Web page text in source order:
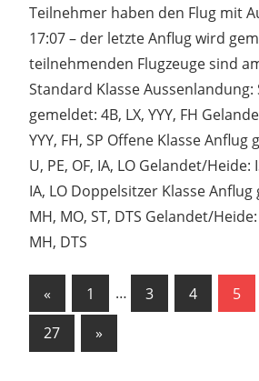
Teilnehmer haben den Flug mit
17:07 – der letzte Anflug wird
teilnehmenden Flugzeuge sind
Standard Klasse Aussenlandung:
gemeldet: 4B, LX, YYY, FH
YYY, FH, SP Offene Klasse Anflug
U, PE, OF, IA, LO Gelandet/Heide:
IA, LO Doppelsitzer Klasse Anflug
MH, MO, ST, DTS Gelandet/Heide:
MH, DTS
der
Beiträge
« Vorherige
Beiträge
1 … 3 4 5
27
Nächste
Beiträge
»